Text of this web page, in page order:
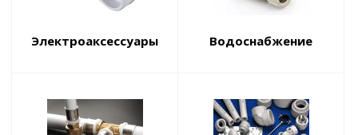
Электроаксессуары Водоснабжение